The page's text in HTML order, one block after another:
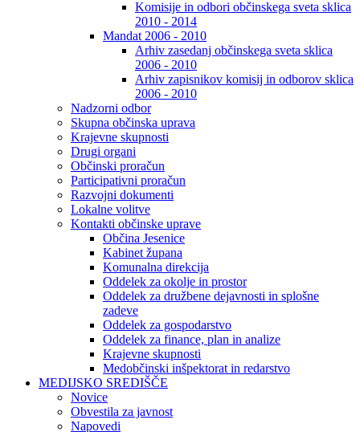
Komisije in odbori občinskega sveta sklica
2010 - 2014
Mandat 2006 - 2010
Arhiv zasedanj občinskega sveta sklica
2006 - 2010
Arhiv zapisnikov komisij in odborov sklica
2006 - 2010
Nadzorni odbor
Skupna občinska uprava
Krajevne skupnosti
Drugi organi
Občinski proračun
Participativni proračun
Razvojni dokumenti
Lokalne volitve
Kontakti občinske uprave
Občina Jesenice
Kabinet župana
Komunalna direkcija
Oddelek za okolje in prostor
Oddelek za družbene dejavnosti in splošne
zadeve
Oddelek za gospodarstvo
Oddelek za finance, plan in analize
Krajevne skupnosti
Medobčinski inšpektorat in redarstvo
MEDIJSKO SREDIŠČE
Novice
Obvestila za javnost
Napovedi